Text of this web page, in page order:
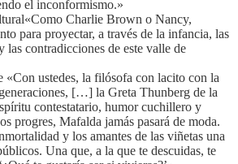
el inconformismo.»
Charlie Brown o Nancy,
para proyectar, a través de la infancia, las
las contradicciones de este valle de
«Con ustedes, la filósofa con lacito con la
[…] la Greta Thunberg de la
contestatario, humor cuchillero y
progres, Mafalda jamás pasará de moda.
y los amantes de las viñetas una
Una que, a la que te descuidas, te